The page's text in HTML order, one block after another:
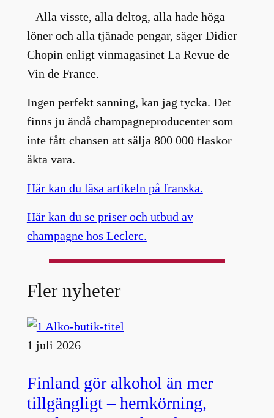
– Alla visste, alla deltog, alla hade höga
löner och alla tjänade pengar, säger Didier
Chopin enligt vinmagasinet La Revue de
Vin de France.
Ingen perfekt sanning, kan jag tycka. Det
finns ju ändå champagneproducenter som
inte fått chansen att sälja 800 000 flaskor
äkta vara.
Här kan du läsa artikeln på franska.
Här kan du se priser och utbud av
champagne hos Leclerc.
Fler nyheter
1 juli 2026
Finland gör alkohol än mer
tillgängligt – hemkörning,